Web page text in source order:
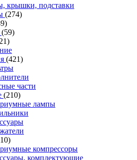
крышки, подставки
(274)
(59)
(421)
части
(210)
лампы
компрессоры
комплектующие